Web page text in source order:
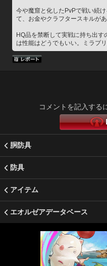
今や魔窟と化したPvPで戦い続
て、お金やクラフタースキルが
HQ品を禁断して実戦に持ち出
は性能はどうでもいい。ミラプ
コメントを記入する
胴防具
防具
アイテム
エオルゼアデータベース